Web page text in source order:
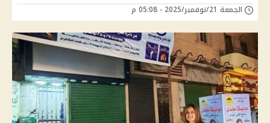
الجمعة 21/نوفمبر/2025 - 05:08 م